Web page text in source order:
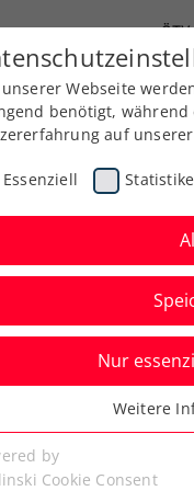
ÖTV
Ausbildung
in the
Webseite
benötigt,
auf
Essenziell
Nur
Cookies
benötigt.
Weitere
by
Cookie Consent